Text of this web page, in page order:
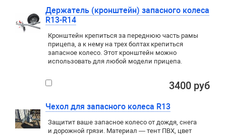
Держатель (кронштейн) запасного колеса
R13-R14
Кронштейн крепиться за переднюю часть рамы
прицепа, а к нему на трех болтах крепиться
запасное колесо. Этот кронштейн можно
использовать для любой модели прицепа.
3400 руб
Чехол для запасного колеса R13
Защитит ваше запасное колесо от дождя, снега
и дорожной грязи. Материал — тент ПВХ, цвет